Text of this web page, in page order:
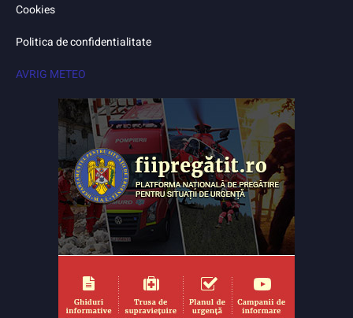
Cookies
Politica de confidentialitate
AVRIG METEO